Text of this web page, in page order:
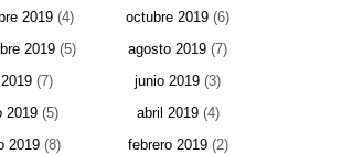
2019(4) octubre 2019 (6)
2019(5) agosto 2019 (7)
(7) junio 2019 (3)
2019(5) abril 2019(4)
2019(8) febrero 2019(2)